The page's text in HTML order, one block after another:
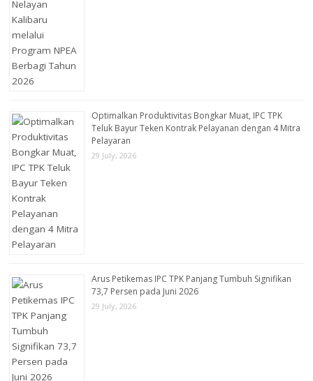
Optimalkan Produktivitas Bongkar Muat, IPC TPK
Teluk Bayur Teken Kontrak Pelayanan dengan 4 Mitra
Pelayaran
29 July, 2026
Arus Petikemas IPC TPK Panjang Tumbuh Signifikan
73,7 Persen pada Juni 2026
29 July, 2026